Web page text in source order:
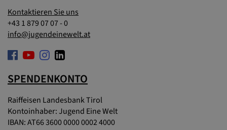
Kontaktieren Sie uns
+43 1 879 07 07 - 0
info@jugendeinewelt.at
SPENDENKONTO
Raiffeisen Landesbank Tirol
Kontoinhaber: Jugend Eine Welt
IBAN: AT66 3600 0000 0002 4000